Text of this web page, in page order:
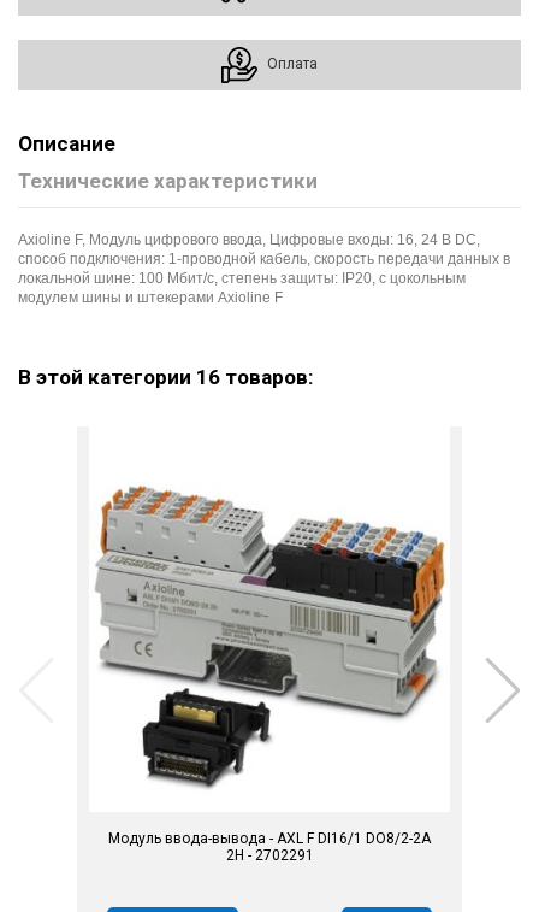
Оплата
Описание
Технические характеристики
Axioline F, Модуль цифрового ввода, Цифровые входы: 16, 24 В DC,
cпособ подключения: 1-проводной кабель, скорость передачи данных в
локальной шине: 100 Мбит/с, cтепень защиты: IP20, с цокольным
модулем шины и штекерами Axioline F
В этой категории 16 товаров:
Модуль ввода-вывода - AXL F DI16/1 DO8/2-2A
2H - 2702291